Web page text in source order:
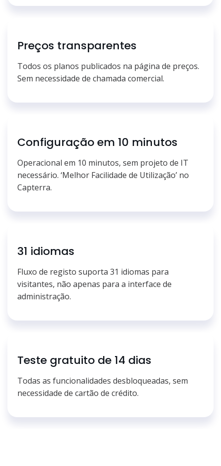
Preços transparentes
Todos os planos publicados na página de preços.
Sem necessidade de chamada comercial.
Configuração em 10 minutos
Operacional em 10 minutos, sem projeto de IT
necessário. ‘Melhor Facilidade de Utilização’ no
Capterra.
31 idiomas
Fluxo de registo suporta 31 idiomas para
visitantes, não apenas para a interface de
administração.
Teste gratuito de 14 dias
Todas as funcionalidades desbloqueadas, sem
necessidade de cartão de crédito.